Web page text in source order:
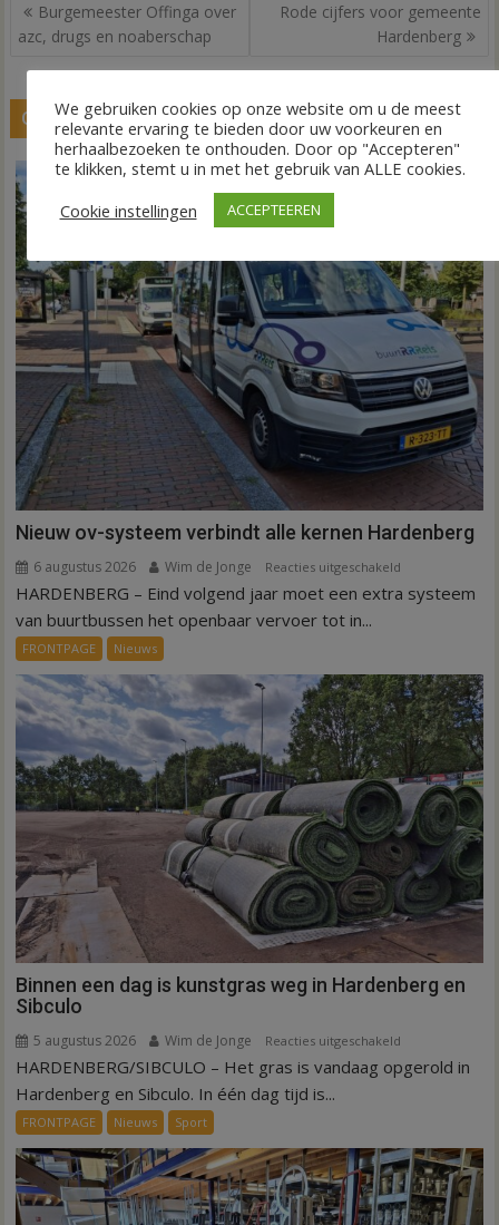
navigatie
Burgemeester Offinga over
azc, drugs en noaberschap
Rode cijfers voor gemeente
Hardenberg
GERELATEERDE BERICHTEN
Nieuw ov-systeem verbindt alle kernen Hardenberg
6 augustus 2026 Wim de Jonge Reacties uitgeschakeld
Nieuw
alle
kernen
Hardenberg
HARDENBERG – Eind volgend jaar moet een extra systeem
van buurtbussen het openbaar vervoer tot in...
FRONTPAGE Nieuws
Binnen een dag is kunstgras weg in Hardenberg en
Sibculo
5 augustus 2026 Wim de Jonge Reacties uitgeschakeld
Binnen
kunstgras
weg
in
HARDENBERG/SIBCULO – Het gras is vandaag opgerold in
Hardenberg en Sibculo. In één dag tijd is...
FRONTPAGE Nieuws Sport
We gebruiken cookies op onze website om u de meest
relevante ervaring te bieden door uw voorkeuren en
herhaalbezoeken te onthouden. Door op "Accepteren"
te klikken, stemt u in met het gebruik van ALLE cookies.
Cookie instellingen
ACCEPTEEREN